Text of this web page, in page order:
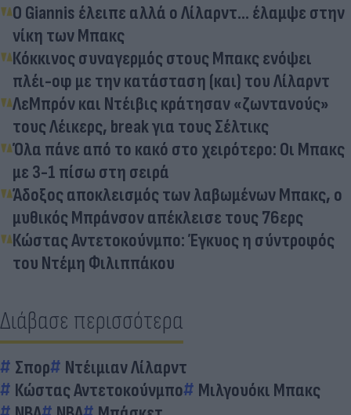
O Giannis έλειπε αλλά ο Λίλαρντ... έλαμψε στην
νίκη των Μπακς
Κόκκινος συναγερμός στους Μπακς ενόψει
πλέι-οφ με την κατάσταση (και) του Λίλαρντ
ΛεΜπρόν και Ντέιβις κράτησαν «ζωντανούς»
τους Λέικερς, break για τους Σέλτικς
Όλα πάνε από το κακό στο χειρότερο: Οι Μπακς
με 3-1 πίσω στη σειρά
Άδοξος αποκλεισμός των λαβωμένων Μπακς, ο
μυθικός Μπράνσον απέκλεισε τους 76ερς
Κώστας Αντετοκούνμπο: Έγκυος η σύντροφός
του Ντέμη Φιλιππάκου
Διάβασε περισσότερα
Σπορ
Ντέιμιαν Λίλαρντ
Κώστας Αντετοκούνμπο
Μιλγουόκι Μπακς